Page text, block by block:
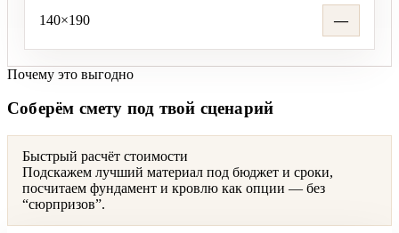
140×190 —
Почему это выгодно
Соберём смету под твой сценарий
Быстрый расчёт стоимости
Подскажем лучший материал под бюджет и сроки,
посчитаем фундамент и кровлю как опции — без
“сюрпризов”.